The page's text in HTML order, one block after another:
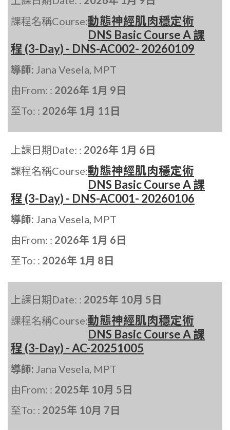
課程名稱Course:動態神經肌肉穩定術
DNS Basic Course A 課
程 (3-Day) - DNS-AC002- 20260109
導師: Jana Vesela, MPT
由From: : 2026年 1月 9日
至To: : 2026年 1月 11日
上課日期Date: : 2026年 1月 6日
課程名稱Course:動態神經肌肉穩定術
DNS Basic Course A 課
程 (3-Day) - DNS-AC001- 20260106
導師: Jana Vesela, MPT
由From: : 2026年 1月 6日
至To: : 2026年 1月 8日
上課日期Date: : 2025年 10月 5日
課程名稱Course:動態神經肌肉穩定術
DNS Basic Course A 課
程 (3-Day) - AC-20251005
導師: Jana Vesela, MPT
由From: : 2025年 10月 5日
至To: : 2025年 10月 7日